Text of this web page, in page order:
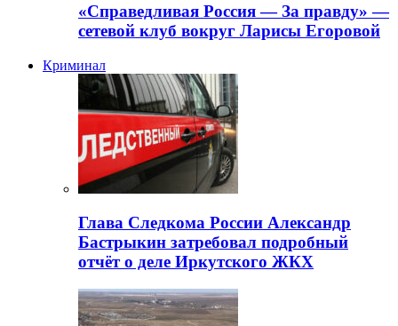
«Справедливая Россия — За правду» —
сетевой клуб вокруг Ларисы Егоровой
Криминал
Глава Следкома России Александр
Бастрыкин затребовал подробный
отчёт о деле Иркутского ЖКХ